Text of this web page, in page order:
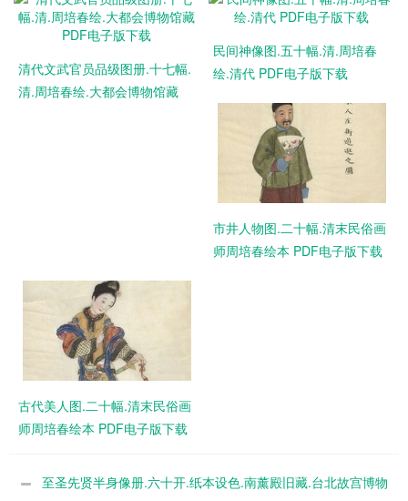
清代文武官员品级图册.十七幅.
清.周培春绘.大都会博物馆藏
民间神像图.五十幅.清.周培春
绘.清代 PDF电子版下载
市井人物图.二十幅.清末民俗画
师周培春绘本 PDF电子版下载
古代美人图.二十幅.清末民俗画
师周培春绘本 PDF电子版下载
至圣先贤半身像册.六十开.纸本设色.南薰殿旧藏.台北故宫博物